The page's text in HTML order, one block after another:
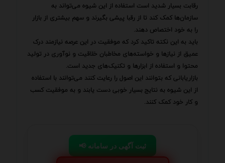
رقابت بسیار شدید است استفاده از این شیوه می‌تواند به
سازمان‌ها کمک کند تا از رقبا پیشی بگیرند و سهم بیشتری از بازار
را به خود اختصاص دهند.
باید به این نکته تاکید کرد که موفقیت در این عرصه نیازمند درک
عمیق از نیازها و خواسته‌های مخاطبان خلاقیت و نوآوری در تولید
محتوا و استفاده از ابزارها و تکنیک‌های جدید است.
بازاریابانی که بتوانند این اصول را رعایت کنند می‌توانند با استفاده
از این شیوه به نتایج بسیار خوبی دست یابند و به موفقیت کسب
و کار خود کمک کنند.
📢 ثبت آگهی در سامانه